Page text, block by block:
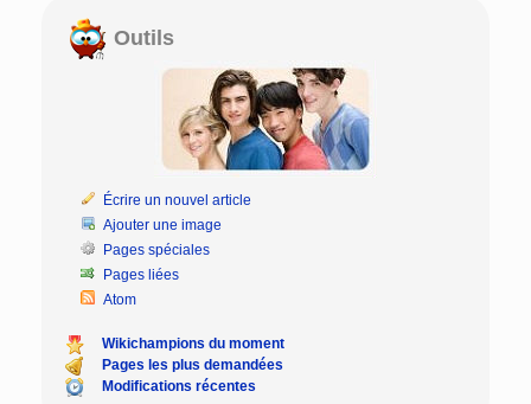
Outils
Écrire un nouvel article
Ajouter une image
Pages spéciales
Pages liées
Atom
Wikichampions du moment
Pages les plus demandées
Modifications récentes